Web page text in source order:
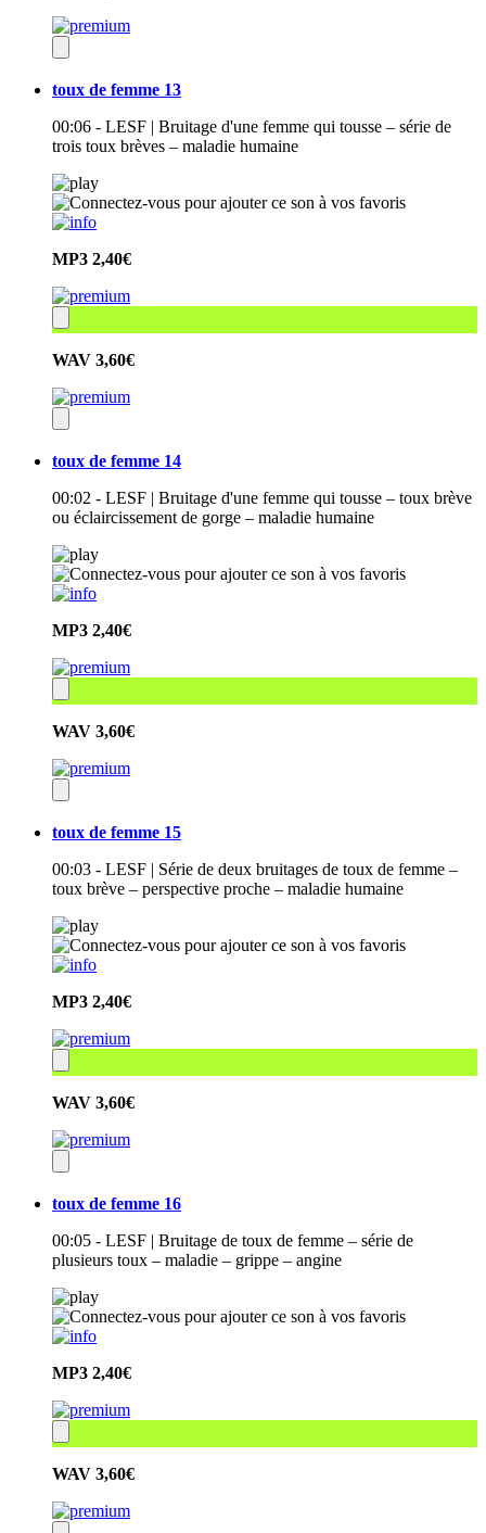
toux de femme 13
00:06 - LESF | Bruitage d'une femme qui tousse – série de
trois toux brèves – maladie humaine
MP3 2,40€
WAV 3,60€
toux de femme 14
00:02 - LESF | Bruitage d'une femme qui tousse – toux brève
ou éclaircissement de gorge – maladie humaine
MP3 2,40€
WAV 3,60€
toux de femme 15
00:03 - LESF | Série de deux bruitages de toux de femme –
toux brève – perspective proche – maladie humaine
MP3 2,40€
WAV 3,60€
toux de femme 16
00:05 - LESF | Bruitage de toux de femme – série de
plusieurs toux – maladie – grippe – angine
MP3 2,40€
WAV 3,60€